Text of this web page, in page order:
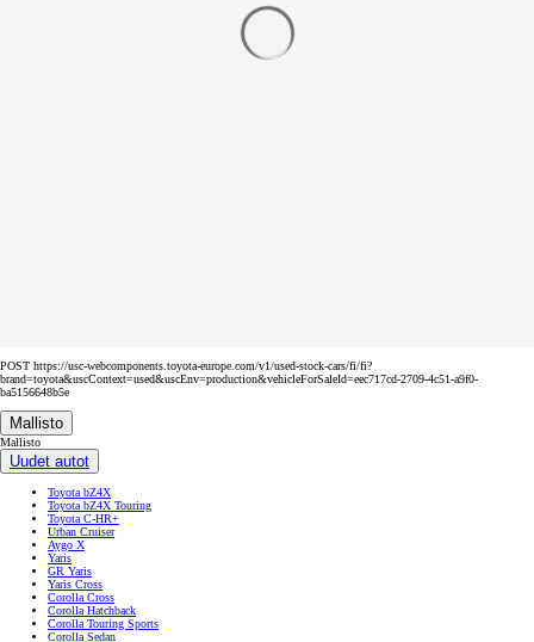
POST https://usc-webcomponents.toyota-europe.com/v1/used-stock-cars/fi/fi?
brand=toyota&uscContext=used&uscEnv=production&vehicleForSaleId=eec717cd-2709-4c51-a9f0-
ba5156648b5e
Mallisto
Mallisto
Uudet autot
Toyota bZ4X
Toyota bZ4X Touring
Toyota C-HR+
Urban Cruiser
Aygo X
Yaris
GR Yaris
Yaris Cross
Corolla Cross
Corolla Hatchback
Corolla Touring Sports
Corolla Sedan